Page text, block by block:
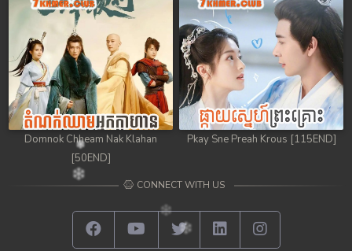
Domnok Chheam Nak Klahan
[50END]
Pkay Sne Preah Krous [115END]
CONNECT WITH US